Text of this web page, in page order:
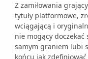
Z zamiłowania
tytuły platformowe,
wciągającą i
nie mogący
samym graniem lubi
końcu jak